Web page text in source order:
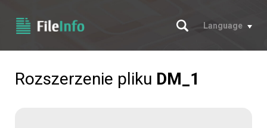
Szukaj
Language
Rozszerzenie pliku DM_1